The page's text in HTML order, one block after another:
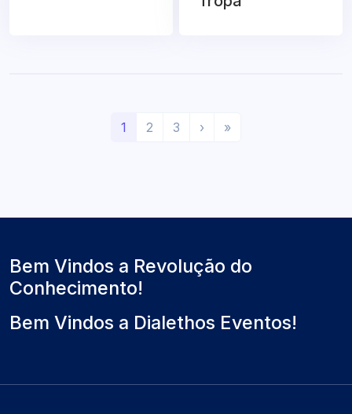
1
l
2 3 ›
m
»
o
Bem Vindos a Revolução do
Conhecimento!
Bem Vindos a Dialethos Eventos!